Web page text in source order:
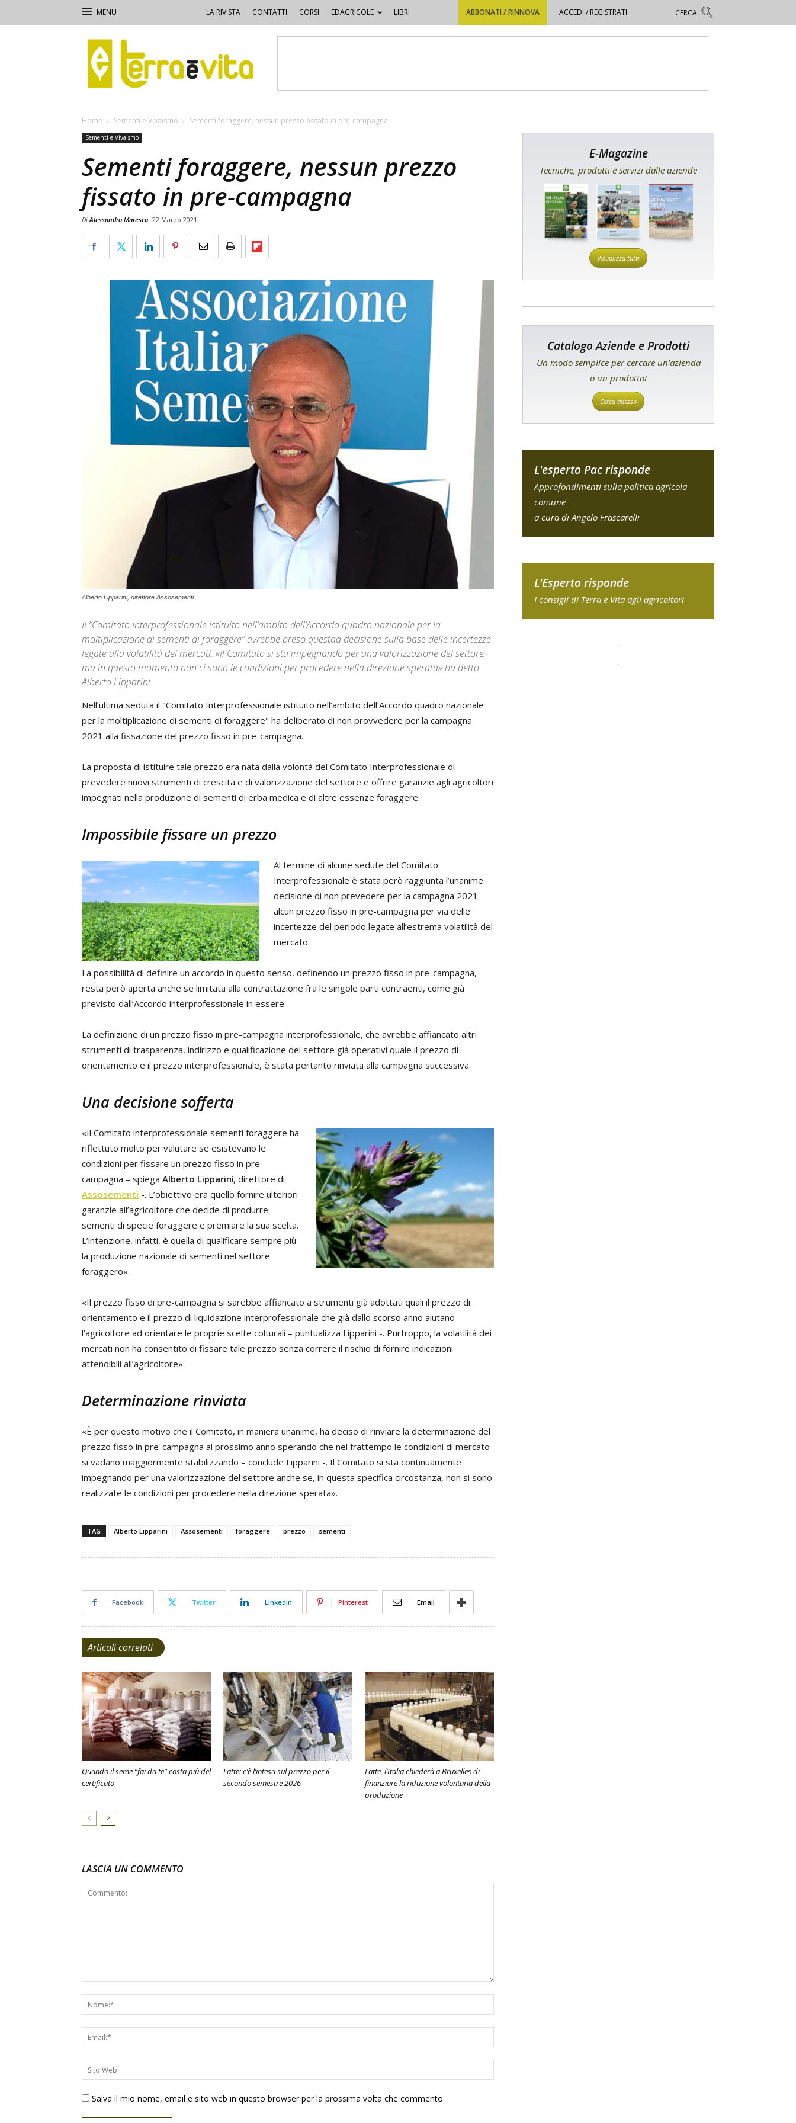
LA RIVISTA CONTATTI CORSI EDAGRICOLE LIBRI ABBONATI / RINNOVA ACCEDI / REGISTRATI
Terra
e
Vita
Home Sementi e Vivaismo Sementi foraggere, nessun prezzo fissato in pre-campagna
Sementi e Vivaismo
Sementi foraggere, nessun prezzo
fissato in pre-campagna
DiAlessandro Maresca 22 Marzo 2021
Alberto Lipparini, direttore Assosementi
Il ”Comitato Interprofessionale istituito nell’ambito dell’Accordo quadro nazionale per la
moltiplicazione di sementi di foraggere” avrebbe preso questaa decisione sulla base delle incertezze
legate alla volatilità del mercatl. «Il Comitato si sta impegnando per una valorizzazione del settore,
ma in questo momento non ci sono le condizioni per procedere nella direzione sperata» ha detto
Alberto Lipparini
Nell’ultima seduta il "Comitato Interprofessionale istituito nell’ambito dell’Accordo quadro nazionale
per la moltiplicazione di sementi di foraggere" ha deliberato di non provvedere per la campagna
2021 alla fissazione del prezzo fisso in pre-campagna.
La proposta di istituire tale prezzo era nata dalla volontà del Comitato Interprofessionale di
prevedere nuovi strumenti di crescita e di valorizzazione del settore e offrire garanzie agli agricoltori
impegnati nella produzione di sementi di erba medica e di altre essenze foraggere.
Impossibile fissare un prezzo
Al termine di alcune sedute del Comitato
Interprofessionale è stata però raggiunta l’unanime
decisione di non prevedere per la campagna 2021
alcun prezzo fisso in pre-campagna per via delle
incertezze del periodo legate all’estrema volatilità del
mercato.
La possibilità di definire un accordo in questo senso, definendo un prezzo fisso in pre-campagna,
resta però aperta anche se limitata alla contrattazione fra le singole parti contraenti, come già
previsto dall’Accordo interprofessionale in essere.
La definizione di un prezzo fisso in pre-campagna interprofessionale, che avrebbe affiancato altri
strumenti di trasparenza, indirizzo e qualificazione del settore già operativi quale il prezzo di
orientamento e il prezzo interprofessionale, è stata pertanto rinviata alla campagna successiva.
Una decisione sofferta
«Il Comitato interprofessionale sementi foraggere ha
riflettuto molto per valutare se esistevano le
condizioni per fissare un prezzo fisso in pre-
campagna – spiega Alberto Lipparini, direttore di
Assosementi -. L’obiettivo era quello fornire ulteriori
garanzie all’agricoltore che decide di produrre
sementi di specie foraggere e premiare la sua scelta.
L’intenzione, infatti, è quella di qualificare sempre più
la produzione nazionale di sementi nel settore
foraggero».
«Il prezzo fisso di pre-campagna si sarebbe affiancato a strumenti già adottati quali il prezzo di
orientamento e il prezzo di liquidazione interprofessionale che già dallo scorso anno aiutano
l’agricoltore ad orientare le proprie scelte colturali – puntualizza Lipparini -. Purtroppo, la volatilità dei
mercati non ha consentito di fissare tale prezzo senza correre il rischio di fornire indicazioni
attendibili all’agricoltore».
Determinazione rinviata
«È per questo motivo che il Comitato, in maniera unanime, ha deciso di rinviare la determinazione del
prezzo fisso in pre-campagna al prossimo anno sperando che nel frattempo le condizioni di mercato
si vadano maggiormente stabilizzando – conclude Lipparini -. Il Comitato si sta continuamente
impegnando per una valorizzazione del settore anche se, in questa specifica circostanza, non si sono
realizzate le condizioni per procedere nella direzione sperata».
TAG Alberto Lipparini Assosementi foraggere prezzo sementi
Facebook Twitter Linkedin Pinterest Email
Articoli correlati
Quando il seme “fai da te” costa più del
certificato
Latte: c’è l’intesa sul prezzo per il
secondo semestre 2026
Latte, l’Italia chiederà a Bruxelles di
finanziare la riduzione volontaria della
produzione
LASCIA UN COMMENTO
Salva il mio nome, email e sito web in questo browser per la prossima volta che commento.
E-Magazine
Tecniche, prodotti e servizi dalle aziende
Visualizza tutti
Catalogo Aziende e Prodotti
Un modo semplice per cercare un'azienda
o un prodotto!
Cerca adesso
L'esperto Pac risponde
Approfondimenti sulla politica agricola
comune
a cura di Angelo Frascarelli
L'Esperto risponde
I consigli di Terra e Vita agli agricoltori